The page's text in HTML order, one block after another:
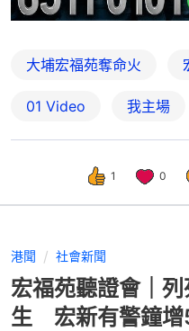
大埔宏福苑奪命火
01 Video 我主場
1 0
港聞 社會新聞
宏福苑聽證會｜
生 宏新有警鐘增